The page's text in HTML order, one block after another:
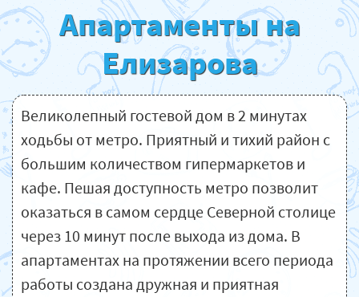
Апартаменты на
Елизарова
Великолепный гостевой дом в 2 минутах
ходьбы от метро. Приятный и тихий район с
большим количеством гипермаркетов и
кафе. Пешая доступность метро позволит
оказаться в самом сердце Северной столице
через 10 минут после выхода из дома. В
апартаментах на протяжении всего периода
работы создана дружная и приятная